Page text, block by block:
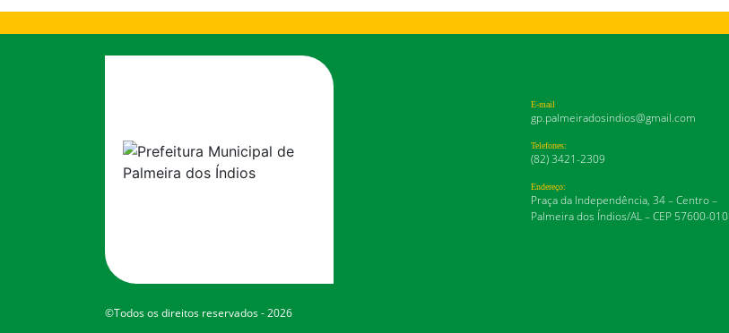
E-mail
gp.palmeiradosindios@gmail.com
Telefones:
(82) 3421-2309
Endereço:
Praça da Independência, 34 – Centro –
Palmeira dos Índios/AL – CEP 57600-010
©Todos os direitos reservados - 2026